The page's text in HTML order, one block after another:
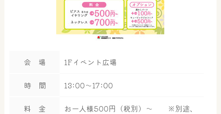
会 場 1Fイベント広場
時 間 13:00～17:00
料 金
お一人様500円（税別）～ ※別途、